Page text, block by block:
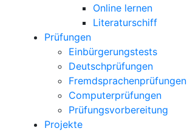
Online lernen
Literaturschiff
Prüfungen
Einbürgerungstests
Deutschprüfungen
Fremdsprachenprüfungen
Computerprüfungen
Prüfungsvorbereitung
Projekte